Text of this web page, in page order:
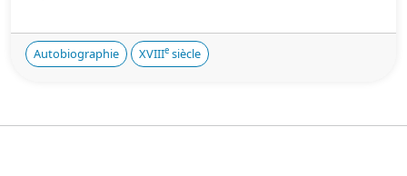
Autobiographie XVIIIe siècle